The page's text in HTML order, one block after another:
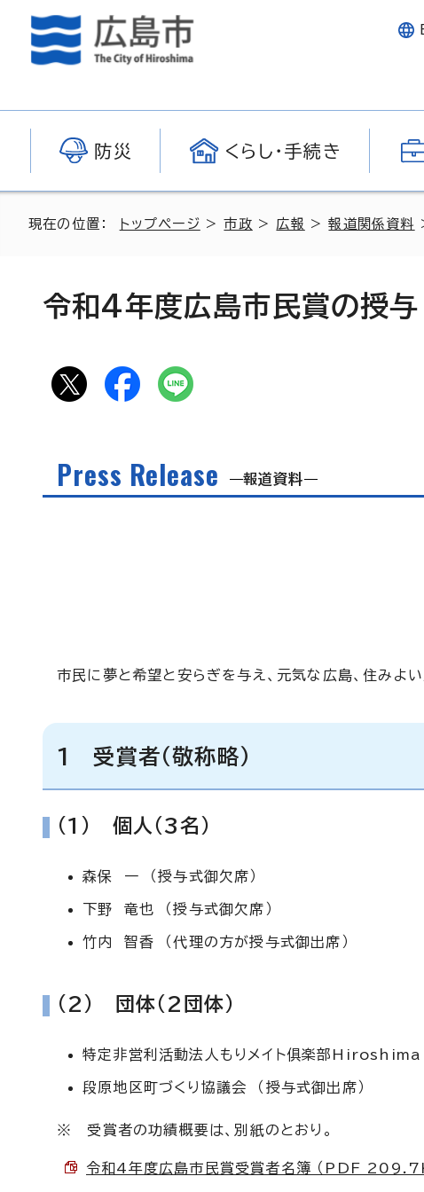
防災 くらし・手続き
現在の位置： トップページ >市政 > 広報 >報道関係資料
令和4年度広島市民賞の授与
Press Release 報道資料
市民に夢と希望と安らぎを与え、元気な広島、住みよ
1 受賞者（敬称略）
(1) 個人（3名）
森保 一 （授与式御欠席）
下野 竜也 （授与式御欠席）
竹内 智香 （代理の方が授与式御出席）
(2) 団体（2団体）
特定非営利活動法人もりメイト俱楽部Hiroshima
段原地区町づくり協議会 （授与式御出席）
※ 受賞者の功績概要は、別紙のとおり。
令和4年度広島市民賞受賞者名簿 （PDF